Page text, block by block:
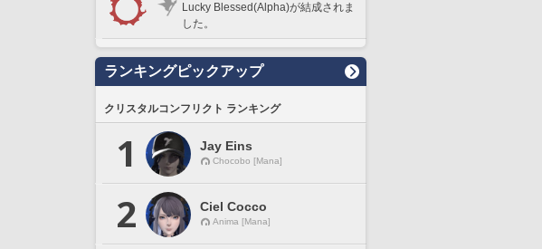
Lucky Blessed(Alpha)が結成されま
した。
ランキングピックアップ
クリスタルコンフリクト ランキング
1 Jay Eins
Chocobo [Mana]
2 Ciel Cocco
Anima [Mana]